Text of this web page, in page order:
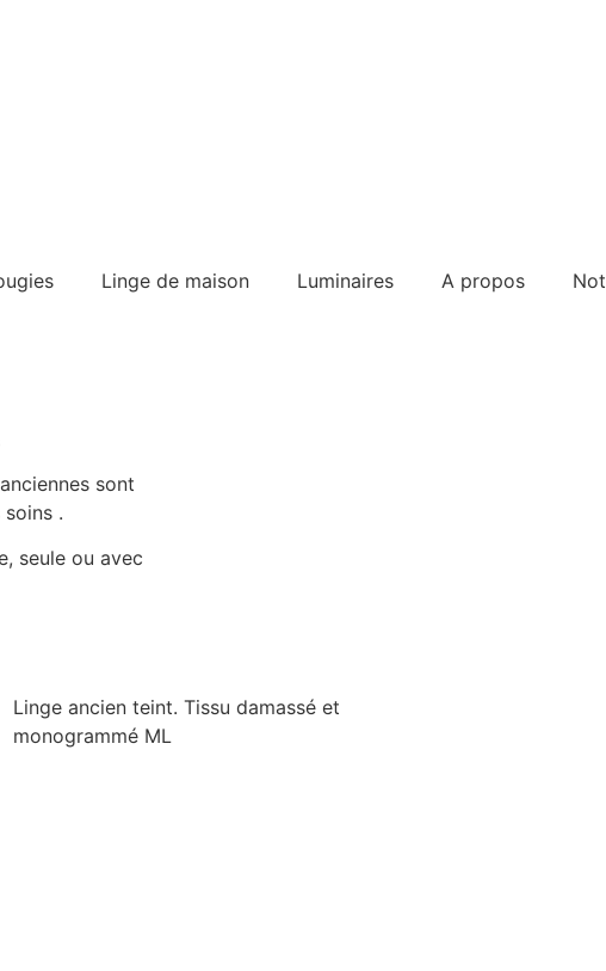
Linge de maison Luminaires A propos
sont
.
seule ou avec
Linge ancien teint. Tissu damassé et
monogrammé ML